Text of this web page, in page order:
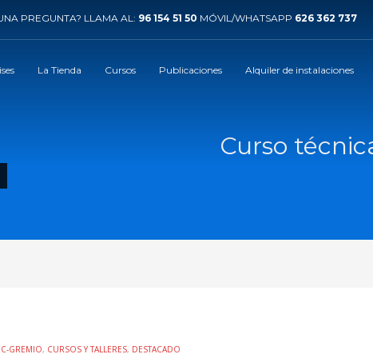
PREGUNTA? LLAMA AL: 96 154 51 50 MÓVIL/WHATSAPP 626 362 737
La Tienda Cursos Publicaciones Alquiler de instalaciones
Curso
GREMIO, CURSOS Y TALLERES, DESTACADO